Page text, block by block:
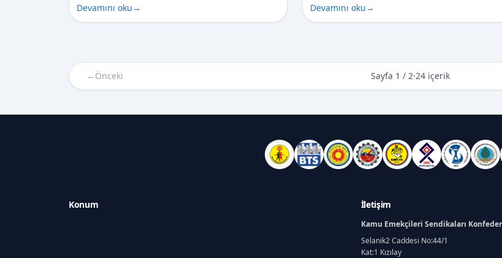
Devamını oku→
Devamını oku→
← Önceki Sayfa 1 / 2·24 içerik
Konum İletişim
Kamu Emekçileri Sendikaları
Selanik2 Caddesi No:44/1
Kat:1 Kızılay